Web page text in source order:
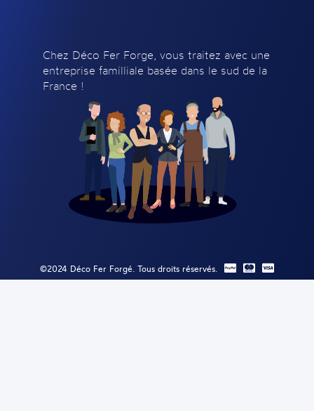
Chez Déco Fer Forge, vous traitez avec une
entreprise familliale basée dans le sud de la
France !
©2024 Déco Fer Forgé. Tous droits réservés.